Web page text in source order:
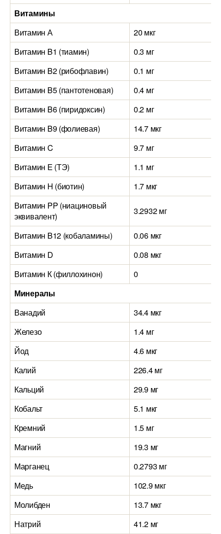
Витамины
Витамин А
20 мкг
Витамин B1 (тиамин)
0.3 мг
Витамин B2 (рибофлавин)
0.1 мг
Витамин B5 (пантотеновая)
0.4 мг
Витамин B6 (пиридоксин)
0.2 мг
Витамин B9 (фолиевая)
14.7 мкг
Витамин C
9.7 мг
Витамин E (ТЭ)
1.1 мг
Витамин H (биотин)
1.7 мкг
Витамин PP (ниациновый
эквивалент)
3.2932 мг
Витамин B12 (кобаламины)
0.06 мкг
Витамин D
0.08 мкг
Витамин К (филлохинон)
0
Минералы
Ванадий
34.4 мкг
Железо
1.4 мг
Йод
4.6 мкг
Калий
226.4 мг
Кальций
29.9 мг
Кобальт
5.1 мкг
Кремний
1.5 мг
Магний
19.3 мг
Марганец
0.2793 мг
Медь
102.9 мкг
Молибден
13.7 мкг
Натрий
41.2 мг